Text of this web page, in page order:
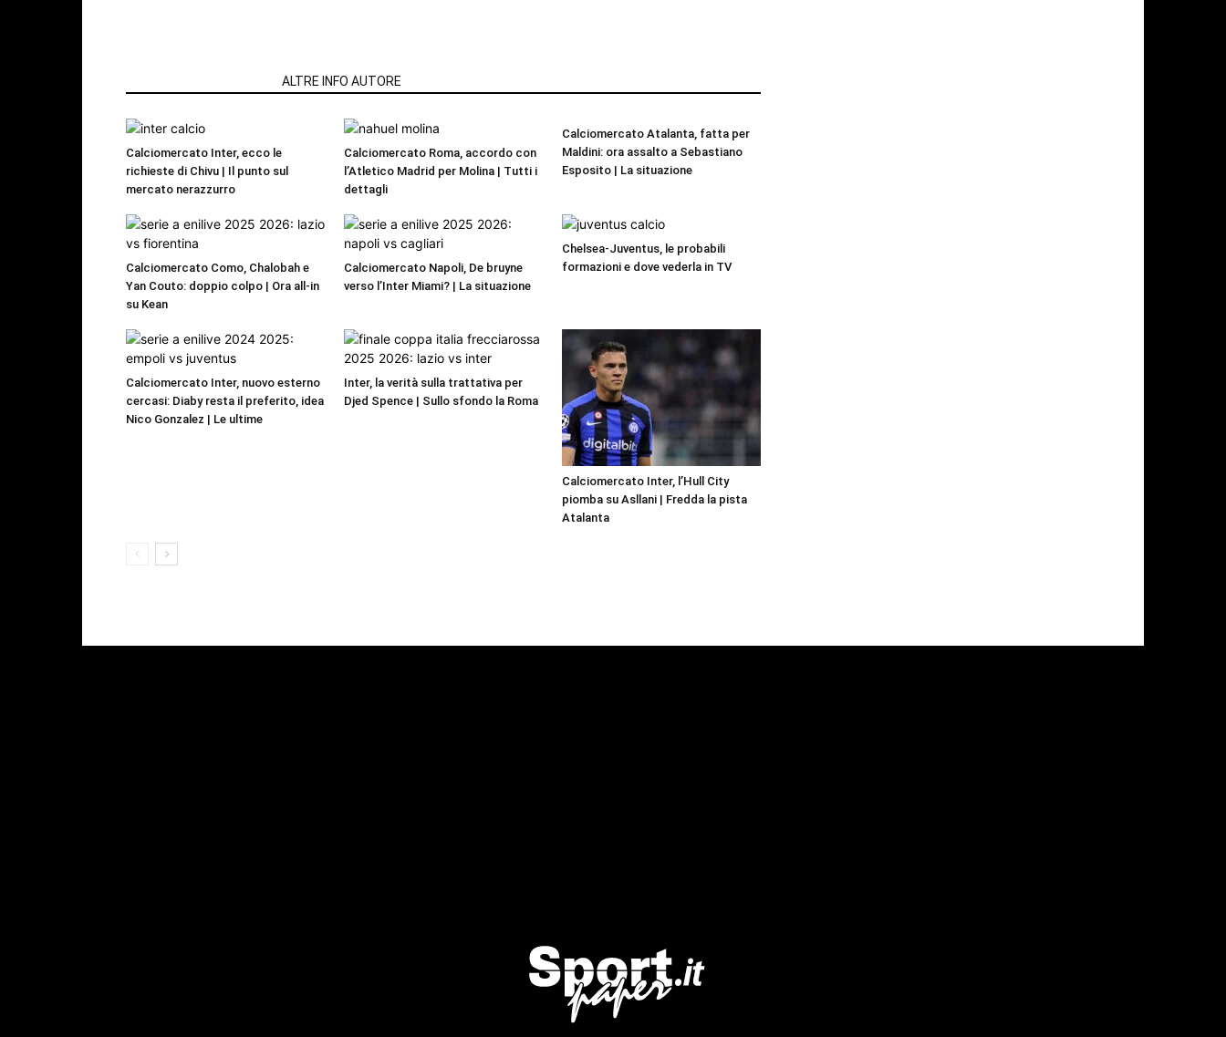
ALTRE INFO AUTORE
Calciomercato Inter, ecco le
richieste di Chivu | Il punto sul
mercato nerazzurro
Calciomercato Roma, accordo con
l’Atletico Madrid per Molina | Tutti i
dettagli
Calciomercato Atalanta, fatta per
Maldini: ora assalto a Sebastiano
Esposito | La situazione
Calciomercato Como, Chalobah e
Yan Couto: doppio colpo | Ora all-in
su Kean
Calciomercato Napoli, De bruyne
verso l’Inter Miami? | La situazione
Chelsea-Juventus, le probabili
formazioni e dove vederla in TV
Calciomercato Inter, nuovo esterno
cercasi: Diaby resta il preferito, idea
Nico Gonzalez | Le ultime
Inter, la verità sulla trattativa per
Djed Spence | Sullo sfondo la Roma
Calciomercato Inter, l’Hull City
piomba su Asllani | Fredda la pista
Atalanta